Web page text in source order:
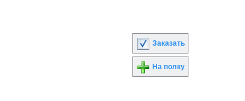
Заказать
На полку